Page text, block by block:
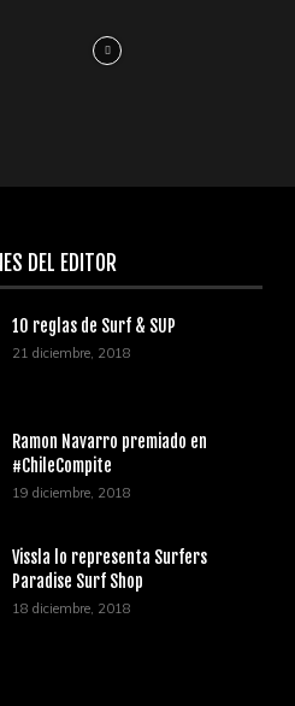
DEL EDITOR
10 reglas de Surf & SUP
21 diciembre, 2018
Ramon Navarro premiado en
#ChileCompite
19 diciembre, 2018
Vissla lo representa Surfers
Paradise Surf Shop
18 diciembre, 2018